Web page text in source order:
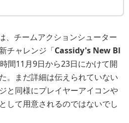
チームアクションシューター
チャレンジ「Cassidy's New Bl
間11月9日から23日にかけて開
。まだ詳細は伝えられていない
と同様にプレイヤーアイコンや
して用意されるのではないでし